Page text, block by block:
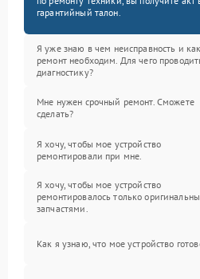
гарантийный талон.
Я уже знаю в чем неисправность и
ремонт необходим. Для чего
диагностику?
Мне нужен срочный ремонт. Сможете
сделать?
Я хочу, чтобы мое устройство
ремонтировали при мне.
Я хочу, чтобы мое устройство
ремонтировалось только
запчастями.
Как я узнаю, что мое устройство